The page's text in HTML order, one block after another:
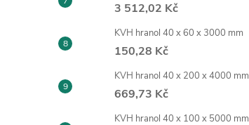
3 512,02 Kč
KVH hranol 40 x 60 x 3000 mm
150,28 Kč
KVH hranol 40 x 200 x 4000 mm
669,73 Kč
KVH hranol 40 x 100 x 5000 mm